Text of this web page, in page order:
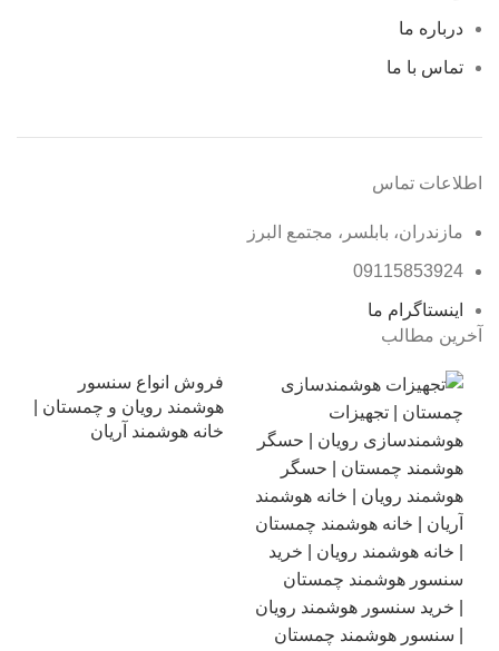
درباره ما
تماس با ما
اطلاعات تماس
مازندران، بابلسر، مجتمع البرز
09115853924
اینستاگرام ما
آخرین مطالب
فروش انواع سنسور
هوشمند رویان و چمستان |
خانه هوشمند آریان